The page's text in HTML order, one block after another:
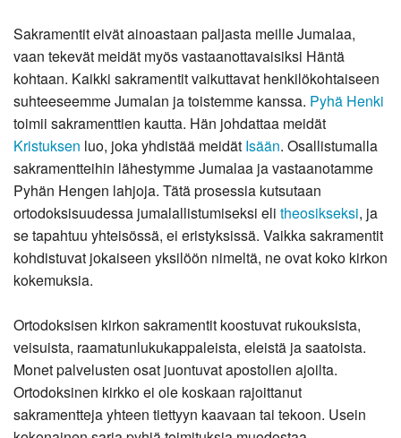
Sakramentit eivät ainoastaan paljasta meille Jumalaa,
vaan tekevät meidät myös vastaanottavaisiksi Häntä
kohtaan. Kaikki sakramentit vaikuttavat henkilökohtaiseen
suhteeseemme Jumalan ja toistemme kanssa. Pyhä Henki
toimii sakramenttien kautta. Hän johdattaa meidät
Kristuksen luo, joka yhdistää meidät Isään. Osallistumalla
sakramentteihin lähestymme Jumalaa ja vastaanotamme
Pyhän Hengen lahjoja. Tätä prosessia kutsutaan
ortodoksisuudessa jumalallistumiseksi eli theosikseksi, ja
se tapahtuu yhteisössä, ei eristyksissä. Vaikka sakramentit
kohdistuvat jokaiseen yksilöön nimeltä, ne ovat koko kirkon
kokemuksia.
Ortodoksisen kirkon sakramentit koostuvat rukouksista,
veisuista, raamatunlukukappaleista, eleistä ja saatoista.
Monet palvelusten osat juontuvat apostolien ajoilta.
Ortodoksinen kirkko ei ole koskaan rajoittanut
sakramentteja yhteen tiettyyn kaavaan tai tekoon. Usein